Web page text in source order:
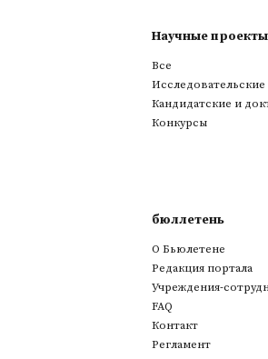
Научные проекты
Все
Кандидатские и
Конкурсы
бюллетень
О Бьюлетене
Редакция портала
Учреждения-
FAQ
Контакт
Регламент